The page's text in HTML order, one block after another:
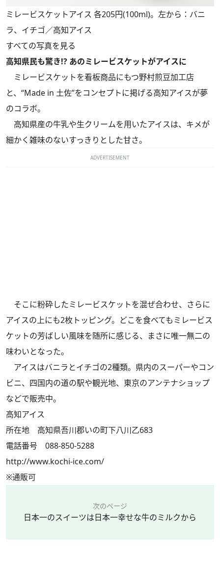
ミレービスケットアイス 各205円(100ml)。左から：バニ
ラ、イチゴ／高知アイス
すべての写真を見る
高知県民も驚き!? あのミレービスケットがアイスに
ミレービスケットを看板商品にもつ野村煎豆加工店
と、“Made in 土佐”をコンセプトに掲げる高知アイスが夢
のコラボ。
高知県産の牛乳や生クリームを用いたアイスは、キメが
細かく雑味のないすっきりとした甘さ。
ADVERTISEMENT
そこに粉砕したミレービスケットを混ぜ合わせ、さらに
アイスの上にも2枚トッピング。どこを食べてもミレービス
ケットの芳ばしい風味を随所に感じる、まさに唯一無二の
味わいとなった。
アイスはバニラとイチゴの2種類。県内のスーパーやコン
ビニ、四国内の道の駅や観光地、東京のアンテナショップ
などで販売中。
高知アイス
所在地 高知県吾川郡いの町下八川乙683
電話番号 088-850-5288
http://www.kochi-ice.com/
※通販可
次のページ
日本一のスイーツは日本一幸せな牛のミルクから